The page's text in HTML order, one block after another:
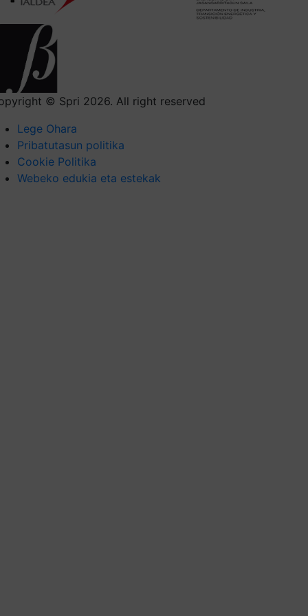
© Spri 2026. All right reserved
Lege Ohara
Pribatutasun politika
Cookie Politika
Webeko edukia eta estekak